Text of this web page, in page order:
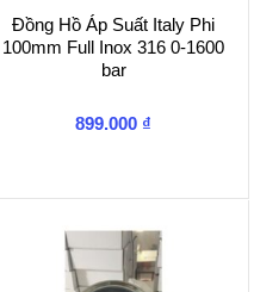
Đồng Hồ Áp Suất Italy Phi
100mm Full Inox 316 0-1600
bar
899.000 ₫